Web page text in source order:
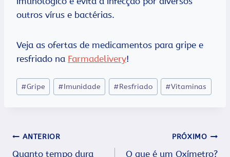
outros vírus e bactérias.
Veja as ofertas de medicamentos para gripe e
resfriado na Farmadelivery!
Tags
do
#Gripe #Imunidade #Resfriado #Vitaminas
Navegação
ANTERIOR
Quanto tempo dura
PRÓXIMO
O que é um Oxímetro?